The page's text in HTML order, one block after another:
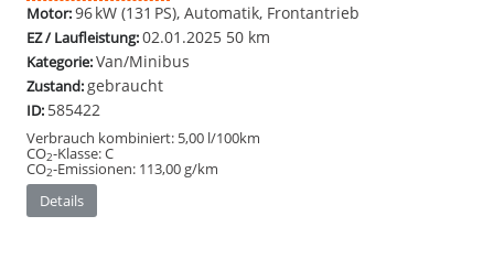
Motor:96 kW (131 PS), Automatik, Frontantrieb
EZ / Laufleistung:02.01.2025 50 km
Kategorie:Van/Minibus
Zustand:gebraucht
ID: 585422
Verbrauch kombiniert: 5,00 l/100km
CO2-Klasse:C
CO2-Emissionen: 113,00 g/km
Details